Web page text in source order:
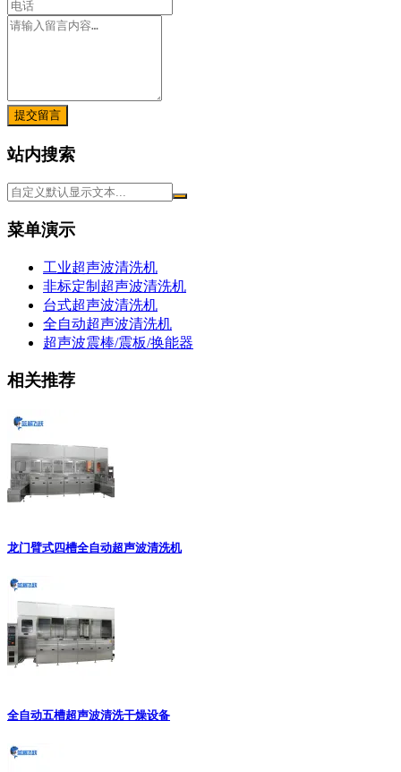
提交留言
站内搜索
菜单演示
工业超声波清洗机
非标定制超声波清洗机
台式超声波清洗机
全自动超声波清洗机
超声波震棒/震板/换能器
相关推荐
龙门臂式四槽全自动超声波清洗机
全自动五槽超声波清洗干燥设备